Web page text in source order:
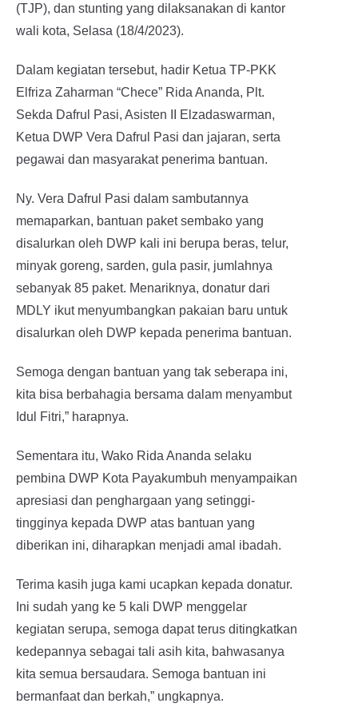
(TJP), dan stunting yang dilaksanakan di kantor
wali kota, Selasa (18/4/2023).
Dalam kegiatan tersebut, hadir Ketua TP-PKK
Elfriza Zaharman “Chece” Rida Ananda, Plt.
Sekda Dafrul Pasi, Asisten II Elzadaswarman,
Ketua DWP Vera Dafrul Pasi dan jajaran, serta
pegawai dan masyarakat penerima bantuan.
Ny. Vera Dafrul Pasi dalam sambutannya
memaparkan, bantuan paket sembako yang
disalurkan oleh DWP kali ini berupa beras, telur,
minyak goreng, sarden, gula pasir, jumlahnya
sebanyak 85 paket. Menariknya, donatur dari
MDLY ikut menyumbangkan pakaian baru untuk
disalurkan oleh DWP kepada penerima bantuan.
Semoga dengan bantuan yang tak seberapa ini,
kita bisa berbahagia bersama dalam menyambut
Idul Fitri,” harapnya.
Sementara itu, Wako Rida Ananda selaku
pembina DWP Kota Payakumbuh menyampaikan
apresiasi dan penghargaan yang setinggi-
tingginya kepada DWP atas bantuan yang
diberikan ini, diharapkan menjadi amal ibadah.
Terima kasih juga kami ucapkan kepada donatur.
Ini sudah yang ke 5 kali DWP menggelar
kegiatan serupa, semoga dapat terus ditingkatkan
kedepannya sebagai tali asih kita, bahwasanya
kita semua bersaudara. Semoga bantuan ini
bermanfaat dan berkah,” ungkapnya.